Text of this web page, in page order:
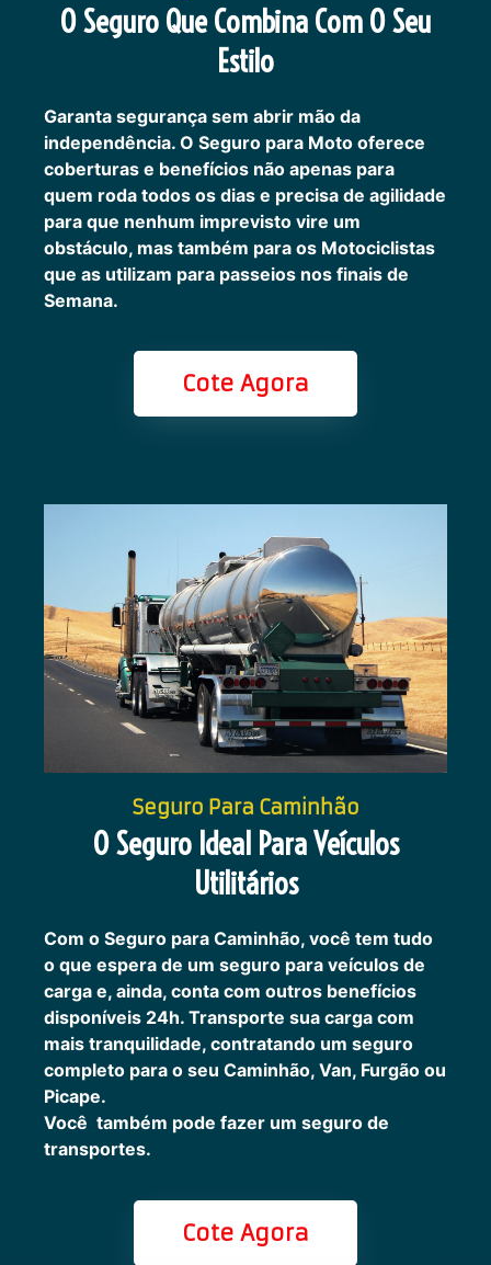
O Seguro Que Combina Com O Seu
Estilo
Garanta segurança sem abrir mão da
independência. O Seguro para Moto oferece
coberturas e benefícios não apenas para
quem roda todos os dias e precisa de agilidade
para que nenhum imprevisto vire um
obstáculo, mas também para os Motociclistas
que as utilizam para passeios nos finais de
Semana.
Cote Agora
Seguro Para Caminhão
O Seguro Ideal Para Veículos
Utilitários
Com o Seguro para Caminhão, você tem tudo
o que espera de um seguro para veículos de
carga e, ainda, conta com outros benefícios
disponíveis 24h. Transporte sua carga com
mais tranquilidade, contratando um seguro
completo para o seu Caminhão, Van, Furgão ou
Picape.
Você também pode fazer um seguro de
transportes.
Cote Agora